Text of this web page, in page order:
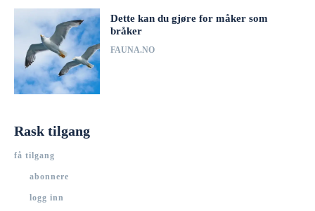
Dette kan du gjøre for måker som
bråker
FAUNA.NO
Rask tilgang
få tilgang
abonnere
logg inn